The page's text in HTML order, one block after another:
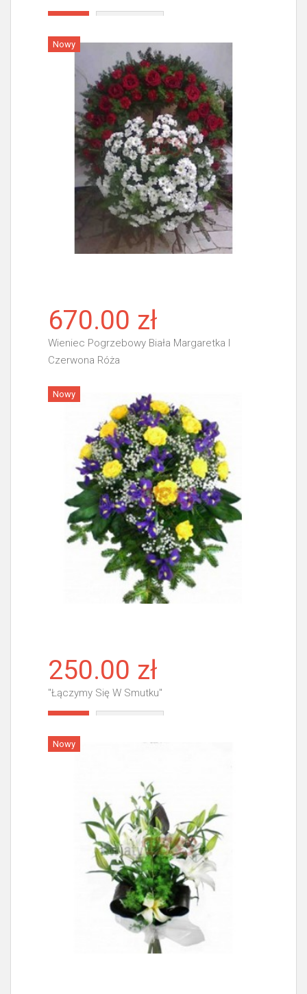
Nowy
670.00 zł
Wieniec Pogrzebowy Biała Margaretka I
Czerwona Róża
Więcej
Nowy
250.00 zł
"Łączymy Się W Smutku"
Nowy